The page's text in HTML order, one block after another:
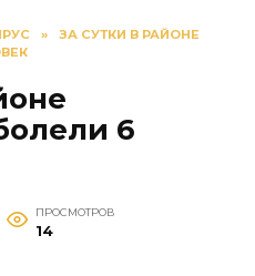
»
ЗА СУТКИ В РАЙОНЕ
6
ПРОСМОТРОВ
14